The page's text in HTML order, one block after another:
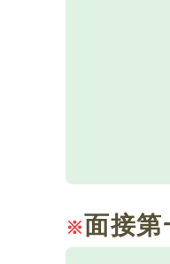
※面接第